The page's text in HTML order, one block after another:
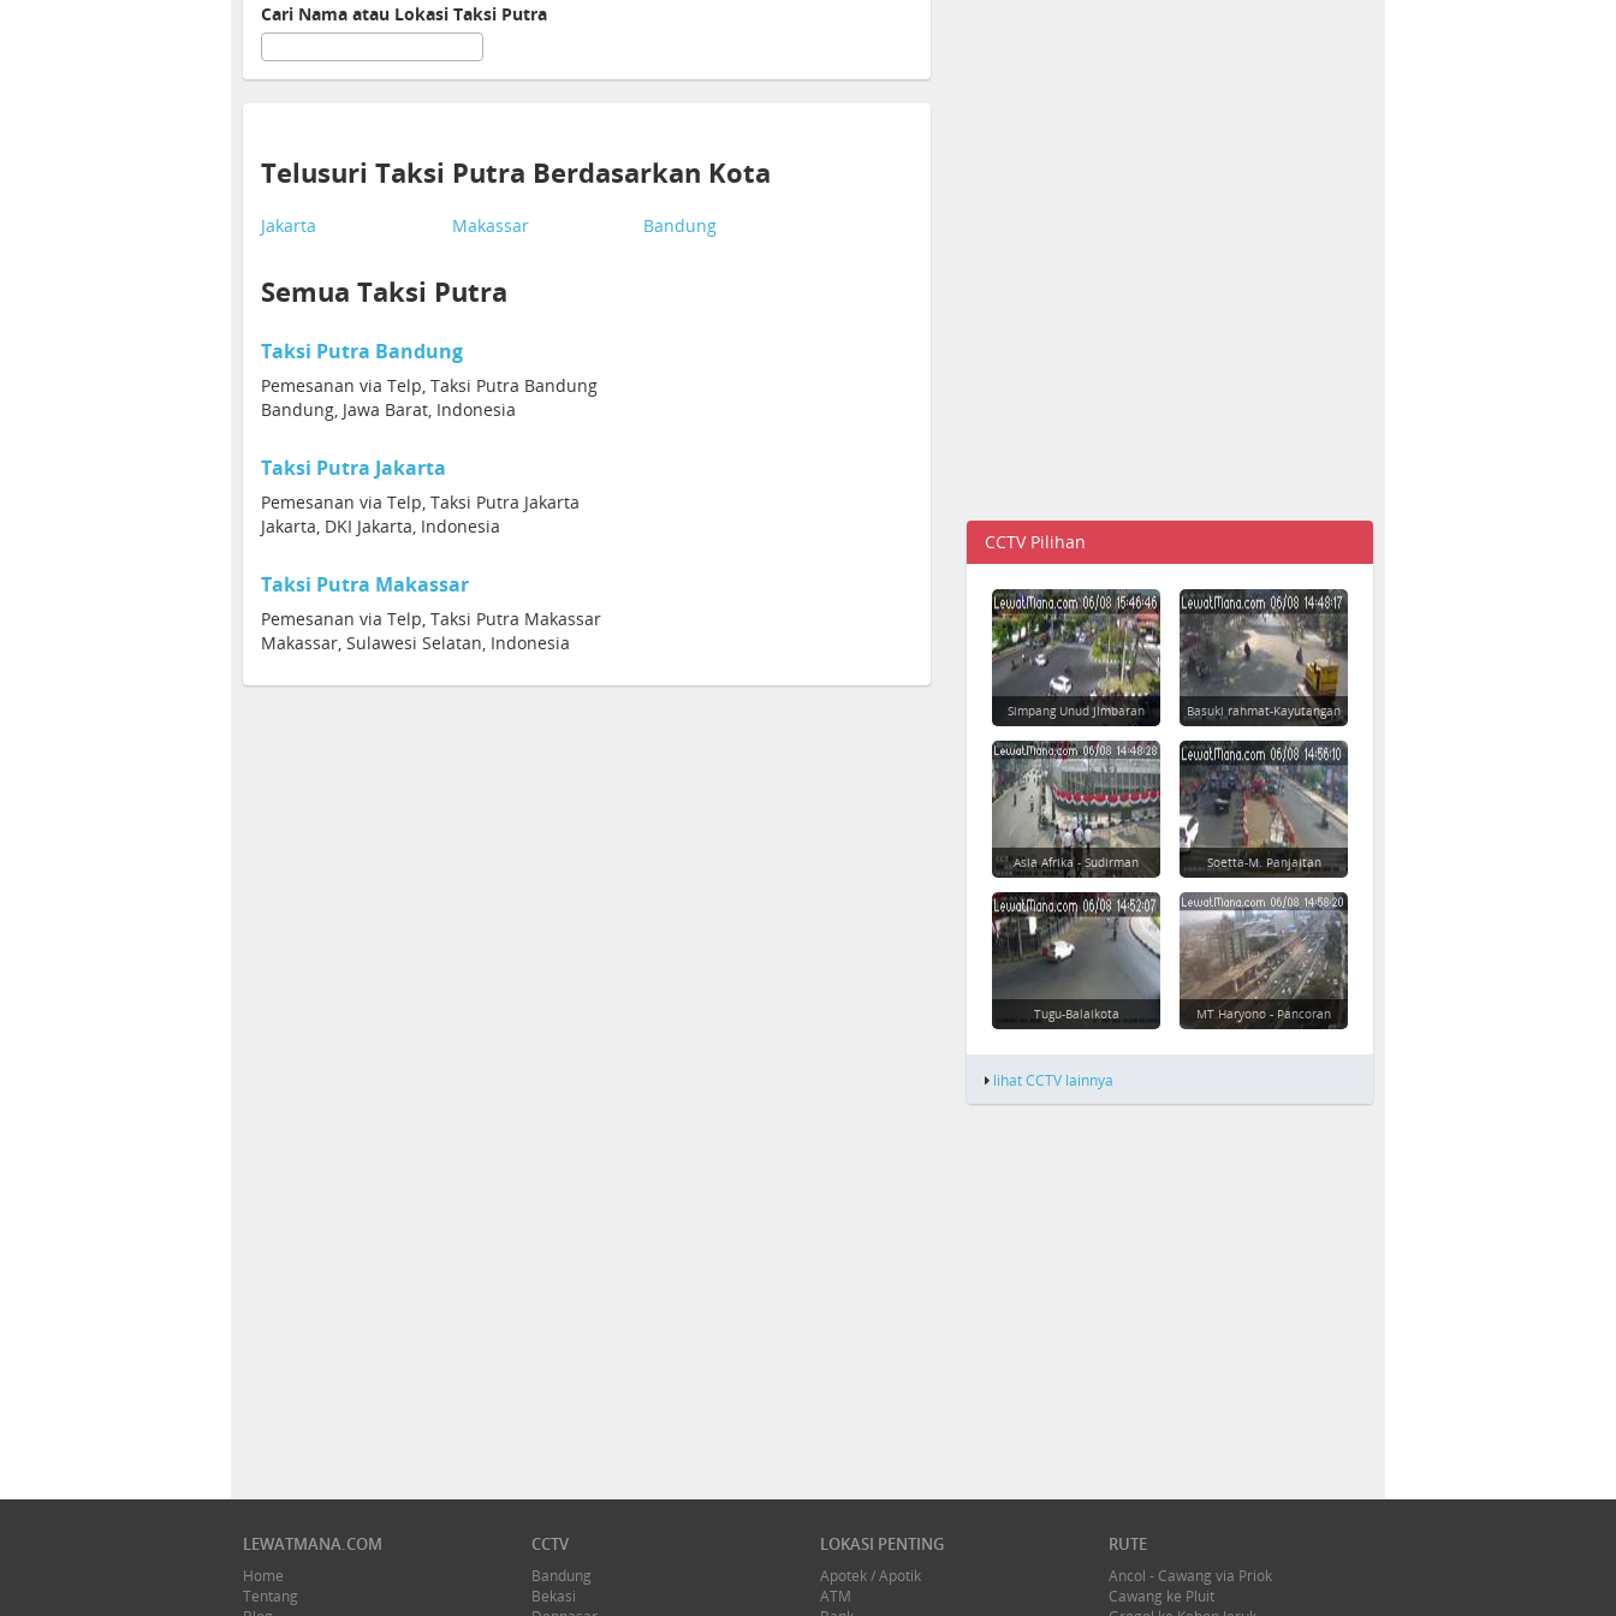
Cari Nama atau Lokasi Taksi Putra
Telusuri Taksi Putra Berdasarkan Kota
Jakarta Makassar Bandung
Semua Taksi Putra
Taksi Putra Bandung
Pemesanan via Telp, Taksi Putra Bandung
Bandung, Jawa Barat, Indonesia
Taksi Putra Jakarta
Pemesanan via Telp, Taksi Putra Jakarta
Jakarta, DKI Jakarta, Indonesia
Taksi Putra Makassar
Pemesanan via Telp, Taksi Putra Makassar
Makassar, Sulawesi Selatan, Indonesia
CCTV Pilihan
Simpang Unud Jimbaran Basuki rahmat-Kayutangan
Asia Afrika - Sudirman Soetta-M. Panjaitan
Tugu-Balaikota MT Haryono - Pancoran
lihat CCTV lainnya
LEWATMANA.COM
Home
Tentang
CCTV
Bandung
Bekasi
LOKASI PENTING
Apotek / Apotik
ATM
RUTE
Ancol - Cawang via Priok
Cawang ke Pluit